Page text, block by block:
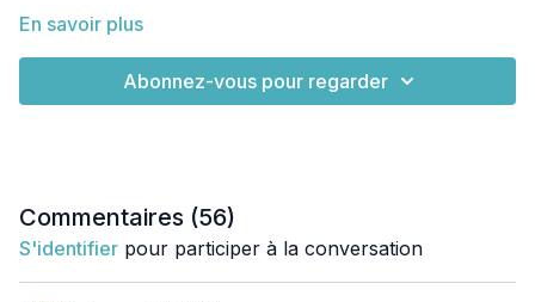
Je t'invite à porter attention aux détails et à la précision des
Ab curl ou soulèvement abdominal est un exercice
Dis-moi comment tu t'es senti(e) après ta séance en
commentant juste en dessous.
En savoir plus
Abonnez-vous pour regarder
Commentaires (56)
S'identifier pour participer à la conversation